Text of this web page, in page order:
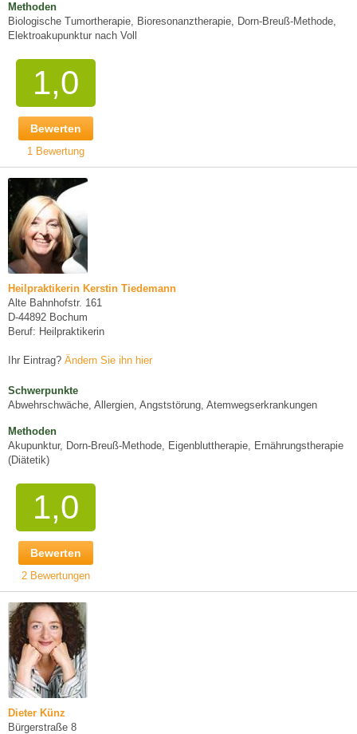
Methoden
Biologische Tumortherapie, Bioresonanztherapie, Dorn-Breuß-Methode,
Elektroakupunktur nach Voll
1,0
Bewerten
1 Bewertung
Heilpraktikerin Kerstin Tiedemann
Alte Bahnhofstr. 161
D-44892 Bochum
Beruf: Heilpraktikerin
Ihr Eintrag? Ändern Sie ihn hier
Schwerpunkte
Abwehrschwäche, Allergien, Angststörung, Atemwegserkrankungen
Methoden
Akupunktur, Dorn-Breuß-Methode, Eigenbluttherapie, Ernährungstherapie
(Diätetik)
1,0
Bewerten
2 Bewertungen
Dieter Künz
Bürgerstraße 8